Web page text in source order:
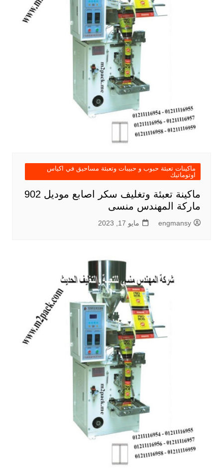
ماكينات تعبئة حبوب و حبيبات وتعبئة مساحيق في اكياس
اوتوماتيك
ماكينة تعبئة وتغليف سكر اصابع موديل 902
ماركة المهندس منسى
engmansy مايو 17, 2023